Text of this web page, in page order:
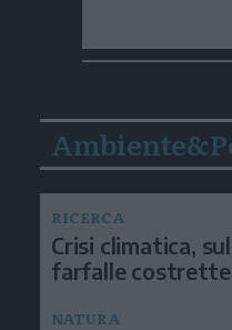
RICERCA
Crisi climatica,
farfalle costrette
NATURA